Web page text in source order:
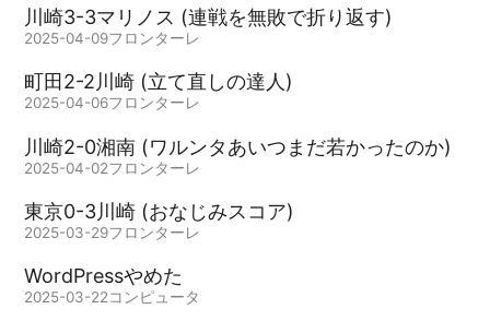
川崎3-3マリノス (連戦を無敗で折り返す)
2025-04-09フロンターレ
町田2-2川崎 (立て直しの達人)
2025-04-06フロンターレ
川崎2-0湘南 (ワルンタあいつまだ若かったのか)
2025-04-02フロンターレ
東京0-3川崎 (おなじみスコア)
2025-03-29フロンターレ
WordPressやめた
2025-03-22コンピュータ